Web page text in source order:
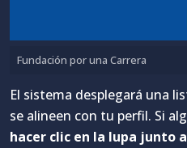
Fundación por una Carrera
El sistema desplegará una
se alineen con tu perfil. Si
hacer clic en la lupa junto